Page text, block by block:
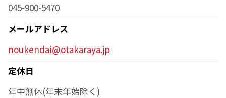
045-900-5470
メールアドレス
noukendai@otakaraya.jp
定休日
年中無休(年末年始除く)